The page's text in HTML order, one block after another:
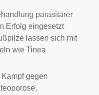
parasitärer
Erfolg eingesetzt
lassen sich mit
wie Tinea
gegen